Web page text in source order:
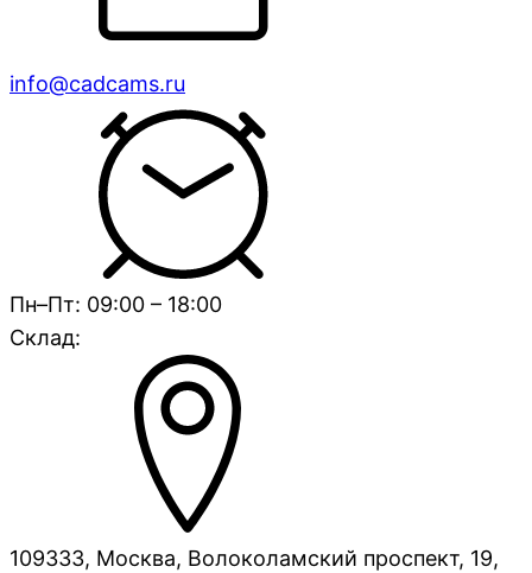
info@cadcams.ru
Пн–Пт: 09:00 – 18:00
Склад:
109333, Москва, Волоколамский проспект, 19,